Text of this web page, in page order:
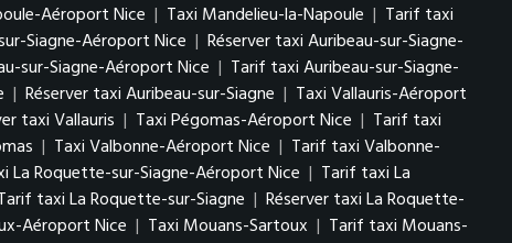
Aéroport Nice | Taxi Mandelieu-la-Napoule | Tarif taxi
Siagne-Aéroport Nice | Réserver taxi Auribeau-sur-Siagne-
sur-Siagne-Aéroport Nice | Tarif taxi Auribeau-sur-Siagne-
| Réserver taxi Auribeau-sur-Siagne | Taxi Vallauris-Aéroport
taxi Vallauris | Taxi Pégomas-Aéroport Nice | Tarif taxi
| Taxi Valbonne-Aéroport Nice | Tarif taxi Valbonne-
La Roquette-sur-Siagne-Aéroport Nice | Tarif taxi La
taxi La Roquette-sur-Siagne | Réserver taxi La Roquette-
Aéroport Nice | Taxi Mouans-Sartoux | Tarif taxi Mouans-